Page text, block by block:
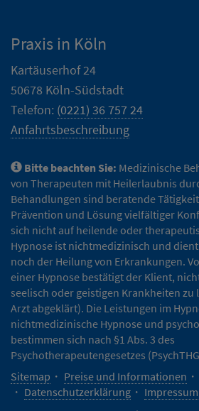
Praxis in Köln
Kartäuserhof 24
50678 Köln-Südstadt
Telefon: (0221) 36 757 24
Anfahrtsbeschreibung
Bitte beachten Sie: Medizinische
von Therapeuten mit Heilerlaubnis
Behandlungen sind beratende
Prävention und Lösung vielfältiger
sich nicht auf heilende oder
Hypnose ist nichtmedizinisch und
noch der Heilung von Erkrankungen.
einer Hypnose bestätigt der Klient,
seelisch oder geistigen Krankheiten zu
Arzt abgeklärt). Die Leistungen im
nichtmedizinische Hypnose und
bestimmen sich nach §1 Abs. 3 des
Psychotherapeutengesetzes
Sitemap
Preise und Informationen
Datenschutzerklärung
Impressum